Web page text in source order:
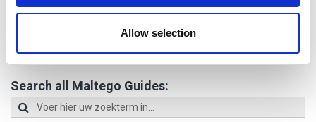
may combine it with other information that you’ve
Allow selection
Was dit antwoord nuttig? JA NEE
Search all Maltego Guides: